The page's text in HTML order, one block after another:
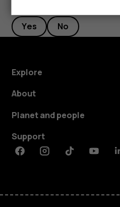
Yes No
Explore
About
Planet and people
Support
FacebookInstagramTiktok